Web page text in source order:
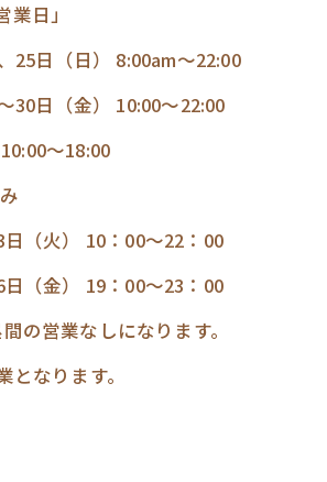
業日」
25日（日） 8:00am～22:00
30日（金） 10:00～22:00
～18:00
（火） 10：00～22：00
（金） 19：00～23：00
の営業なしになります。
なります。